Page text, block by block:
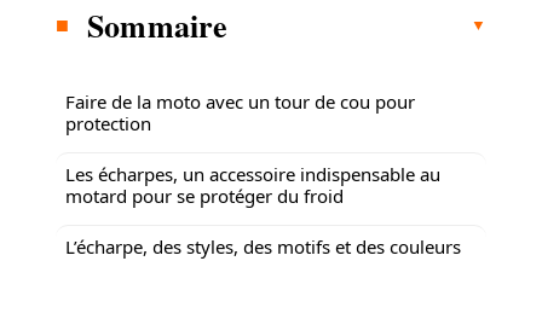
Sommaire
Faire de la moto avec un tour de cou pour
protection
Les écharpes, un accessoire indispensable au
motard pour se protéger du froid
L’écharpe, des styles, des motifs et des couleurs